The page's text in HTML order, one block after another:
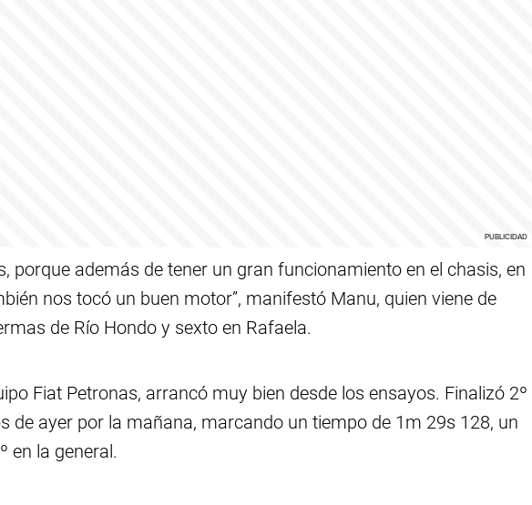
porque además de tener un gran funcionamiento en el chasis, en
nos tocó un buen motor”, manifestó Manu, quien viene de
de Río Hondo y sexto en Rafaela.
Fiat Petronas, arrancó muy bien desde los ensayos. Finalizó 2º
de ayer por la mañana, marcando un tiempo de 1m 29s 128, un
en la general.